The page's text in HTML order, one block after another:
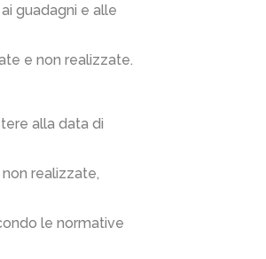
guadagni e alle
e non realizzate.
alla data di
realizzate,
le normative